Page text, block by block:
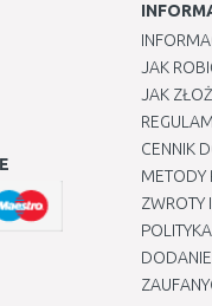
JAK
JAK
CENNIK
METODY
ZWROTY